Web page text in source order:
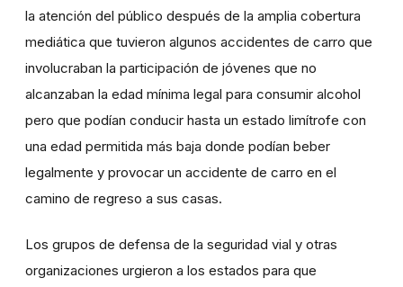
la atención del público después de la amplia cobertura
mediática que tuvieron algunos accidentes de carro que
involucraban la participación de jóvenes que no
alcanzaban la edad mínima legal para consumir alcohol
pero que podían conducir hasta un estado limítrofe con
una edad permitida más baja donde podían beber
legalmente y provocar un accidente de carro en el
camino de regreso a sus casas.
Los grupos de defensa de la seguridad vial y otras
organizaciones urgieron a los estados para que